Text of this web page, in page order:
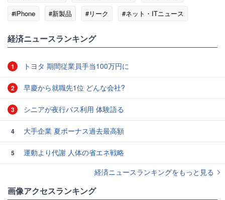
#iPhone
#新製品 #リーク #ネット・ITニュース
経済ニュースランキング
1 トヨタ 期間従業員手当100万円に
2 早慶から就職先1位 どんな会社?
3 シニアが夜行バス利用 体験語る
4 大手企業 夏ボーナス過去最高額
5
運動より代謝 人体の省エネ戦略
経済ニュースランキングをもっと見る
画像アクセスランキング